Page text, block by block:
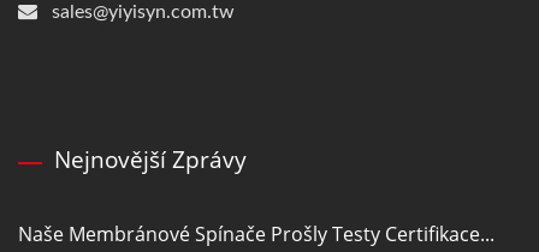
sales@yiyisyn.com.tw
Nejnovější Zprávy
Naše Membránové Spínače Prošly Testy Certifikace...